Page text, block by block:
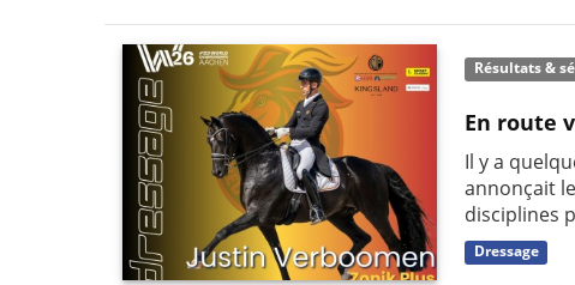
Résultats &
En route
Il y a
annonçait
disciplines
Dressage